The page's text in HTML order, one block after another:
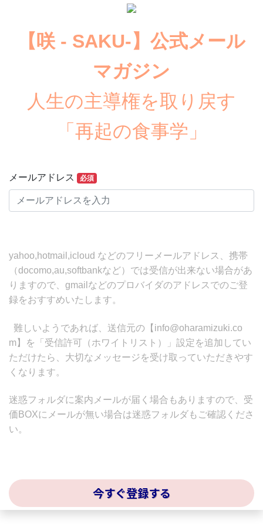
【咲 - SAKU-】公式メール
マガジン
人生の主導権を取り戻す
「再起の食事学」
メールアドレス 必須
yahoo,hotmail,icloud などのフリーメールアドレス、携帯
（docomo,au,softbankなど）では受信が出来ない場合があ
りますので、gmailなどのプロバイダのアドレスでのご登
録をおすすめいたします。
難しいようであれば、送信元の【info@oharamizuki.co
m】を「受信許可（ホワイトリスト）」設定を追加してい
ただけたら、大切なメッセージを受け取っていただきやす
くなります。
迷惑フォルダに案内メールが届く場合もありますので、受
価BOXにメールが無い場合は迷惑フォルダもご確認くださ
い。
今すぐ登録する